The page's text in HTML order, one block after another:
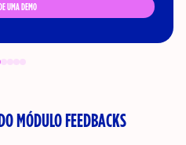
UMA DEMO
1 234
MÓDULO FEEDBACKS